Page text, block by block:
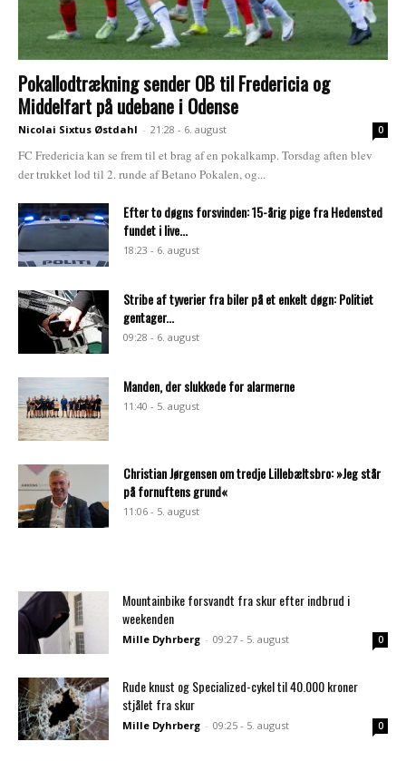
Pokallodtrækning sender OB til Fredericia og
Middelfart på udebane i Odense
Nicolai Sixtus Østdahl - 21:28 - 6. august 0
FC Fredericia kan se frem til et brag af en pokalkamp. Torsdag aften blev
der trukket lod til 2. runde af Betano Pokalen, og...
Efter to døgns forsvinden: 15-årig pige fra Hedensted
fundet i live...
18:23 - 6. august
Stribe af tyverier fra biler på et enkelt døgn: Politiet
gentager...
09:28 - 6. august
Manden, der slukkede for alarmerne
11:40 - 5. august
Christian Jørgensen om tredje Lillebæltsbro: »Jeg står
på fornuftens grund«
11:06 - 5. august
Mountainbike forsvandt fra skur efter indbrud i
weekenden
Mille Dyhrberg - 09:27 - 5. august 0
Rude knust og Specialized-cykel til 40.000 kroner
stjålet fra skur
Mille Dyhrberg - 09:25 - 5. august 0